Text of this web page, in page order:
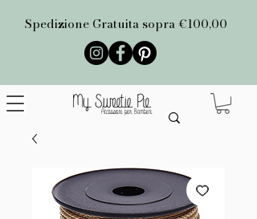
Spedizione Gratuita sopra €100,00